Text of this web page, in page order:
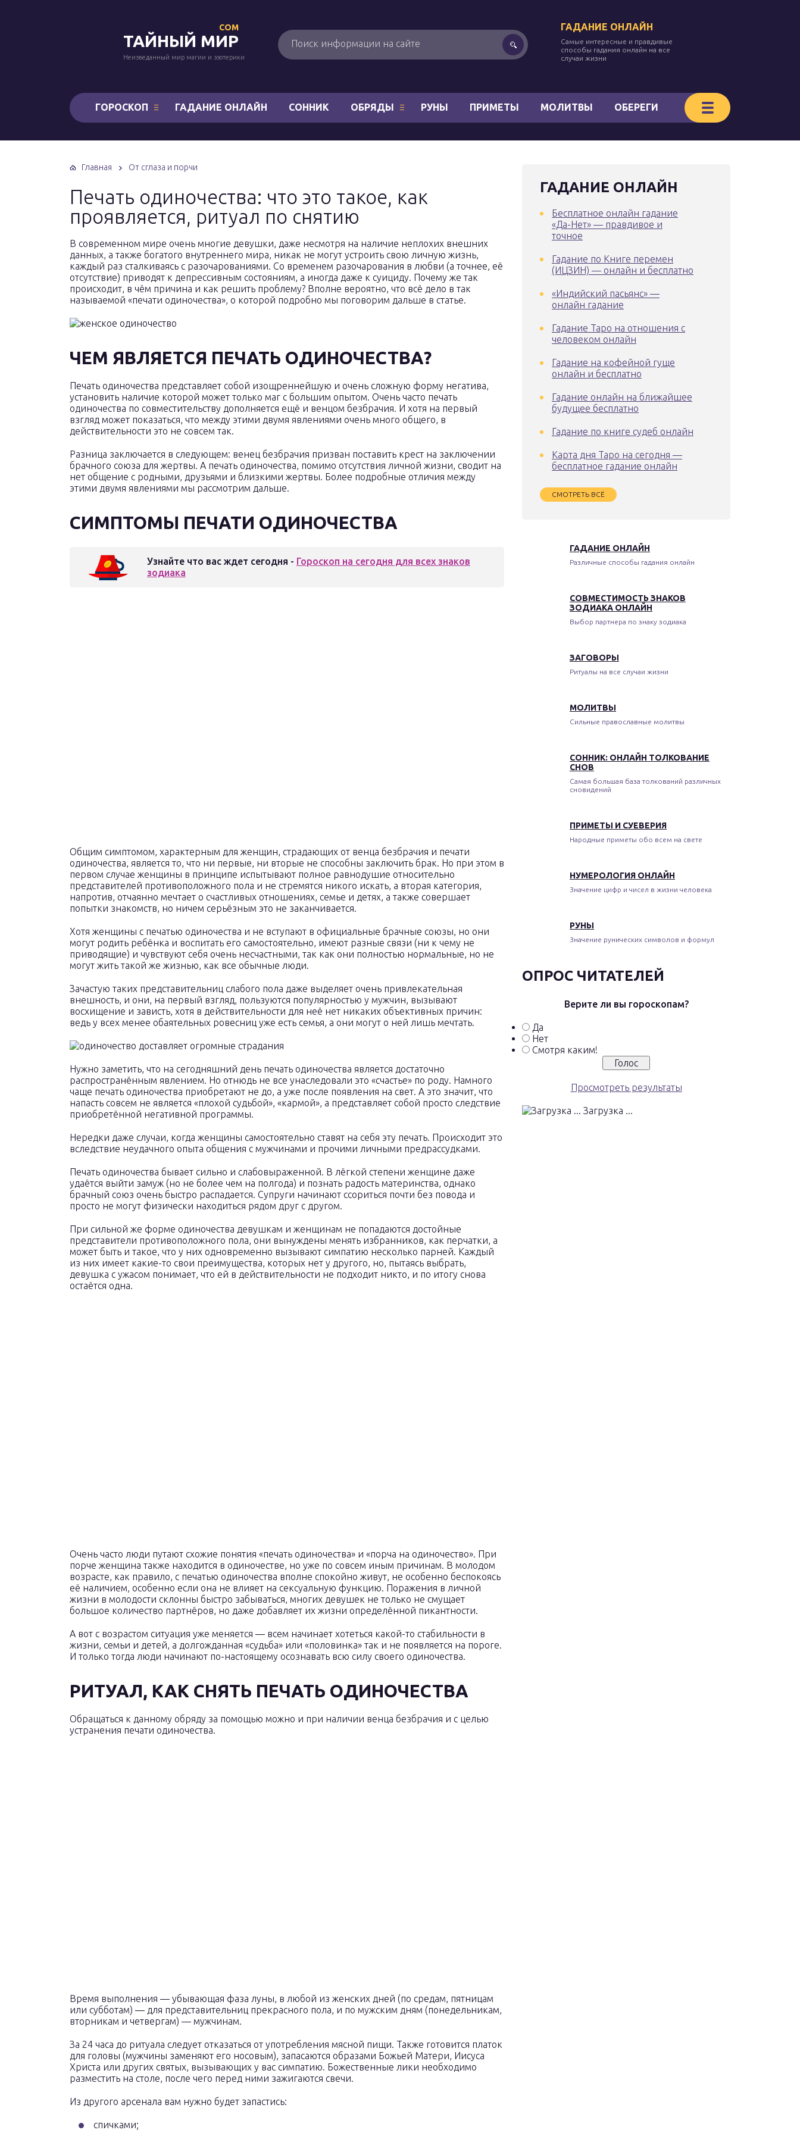
ТАЙНЫЙ МИР
COM
Неизведанный мир магии и эзотерики
ГАДАНИЕ ОНЛАЙН
Самые интересные и правдивые
способы гадания онлайн на все
случаи жизни
ГОРОСКОП ГАДАНИЕ ОНЛАЙН СОННИК ОБРЯДЫ РУНЫ ПРИМЕТЫ МОЛИТВЫ ОБЕРЕГИ
Главная От сглаза и порчи
Печать одиночества: что это такое, как
проявляется, ритуал по снятию
В современном мире очень многие девушки, даже несмотря на наличие неплохих внешних
данных, а также богатого внутреннего мира, никак не могут устроить свою личную жизнь,
каждый раз сталкиваясь с разочарованиями. Со временем разочарования в любви (а точнее, её
отсутствие) приводят к депрессивным состояниям, а иногда даже к суициду. Почему же так
происходит, в чём причина и как решить проблему? Вполне вероятно, что всё дело в так
называемой «печати одиночества», о которой подробно мы поговорим дальше в статье.
ЧЕМ ЯВЛЯЕТСЯ ПЕЧАТЬ ОДИНОЧЕСТВА?
Печать одиночества представляет собой изощреннейшую и очень сложную форму негатива,
установить наличие которой может только маг с большим опытом. Очень часто печать
одиночества по совместительству дополняется ещё и венцом безбрачия. И хотя на первый
взгляд может показаться, что между этими двумя явлениями очень много общего, в
действительности это не совсем так.
Разница заключается в следующем: венец безбрачия призван поставить крест на заключении
брачного союза для жертвы. А печать одиночества, помимо отсутствия личной жизни, сводит на
нет общение с родными, друзьями и близкими жертвы. Более подробные отличия между
этими двумя явлениями мы рассмотрим дальше.
СИМПТОМЫ ПЕЧАТИ ОДИНОЧЕСТВА
Узнайте что вас ждет сегодня - Гороскоп на сегодня для всех знаков
зодиака
Общим симптомом, характерным для женщин, страдающих от венца безбрачия и печати
одиночества, является то, что ни первые, ни вторые не способны заключить брак. Но при этом в
первом случае женщины в принципе испытывают полное равнодушие относительно
представителей противоположного пола и не стремятся никого искать, а вторая категория,
напротив, отчаянно мечтает о счастливых отношениях, семье и детях, а также совершает
попытки знакомств, но ничем серьёзным это не заканчивается.
Хотя женщины с печатью одиночества и не вступают в официальные брачные союзы, но они
могут родить ребёнка и воспитать его самостоятельно, имеют разные связи (ни к чему не
приводящие) и чувствуют себя очень несчастными, так как они полностью нормальные, но не
могут жить такой же жизнью, как все обычные люди.
Зачастую таких представительниц слабого пола даже выделяет очень привлекательная
внешность, и они, на первый взгляд, пользуются популярностью у мужчин, вызывают
восхищение и зависть, хотя в действительности для неё нет никаких объективных причин:
ведь у всех менее обаятельных ровесниц уже есть семья, а они могут о ней лишь мечтать.
Нужно заметить, что на сегодняшний день печать одиночества является достаточно
распространённым явлением. Но отнюдь не все унаследовали это «счастье» по роду. Намного
чаще печать одиночества приобретают не до, а уже после появления на свет. А это значит, что
напасть совсем не является «плохой судьбой», «кармой», а представляет собой просто следствие
приобретённой негативной программы.
Нередки даже случаи, когда женщины самостоятельно ставят на себя эту печать. Происходит это
вследствие неудачного опыта общения с мужчинами и прочими личными предрассудками.
Печать одиночества бывает сильно и слабовыраженной. В лёгкой степени женщине даже
удаётся выйти замуж (но не более чем на полгода) и познать радость материнства, однако
брачный союз очень быстро распадается. Супруги начинают ссориться почти без повода и
просто не могут физически находиться рядом друг с другом.
При сильной же форме одиночества девушкам и женщинам не попадаются достойные
представители противоположного пола, они вынуждены менять избранников, как перчатки, а
может быть и такое, что у них одновременно вызывают симпатию несколько парней. Каждый
из них имеет какие-то свои преимущества, которых нет у другого, но, пытаясь выбрать,
девушка с ужасом понимает, что ей в действительности не подходит никто, и по итогу снова
остаётся одна.
Очень часто люди путают схожие понятия «печать одиночества» и «порча на одиночество». При
порче женщина также находится в одиночестве, но уже по совсем иным причинам. В молодом
возрасте, как правило, с печатью одиночества вполне спокойно живут, не особенно беспокоясь
её наличием, особенно если она не влияет на сексуальную функцию. Поражения в личной
жизни в молодости склонны быстро забываться, многих девушек не только не смущает
большое количество партнёров, но даже добавляет их жизни определённой пикантности.
А вот с возрастом ситуация уже меняется — всем начинает хотеться какой-то стабильности в
жизни, семьи и детей, а долгожданная «судьба» или «половинка» так и не появляется на пороге.
И только тогда люди начинают по-настоящему осознавать всю силу своего одиночества.
РИТУАЛ, КАК СНЯТЬ ПЕЧАТЬ ОДИНОЧЕСТВА
Обращаться к данному обряду за помощью можно и при наличии венца безбрачия и с целью
устранения печати одиночества.
Время выполнения — убывающая фаза луны, в любой из женских дней (по средам, пятницам
или субботам) — для представительниц прекрасного пола, и по мужским дням (понедельникам,
вторникам и четвергам) — мужчинам.
За 24 часа до ритуала следует отказаться от употребления мясной пищи. Также готовится платок
для головы (мужчины заменяют его носовым), запасаются образами Божьей Матери, Иисуса
Христа или других святых, вызывающих у вас симпатию. Божественные лики необходимо
разместить на столе, после чего перед ними зажигаются свечи.
Из другого арсенала вам нужно будет запастись:
спичками;
ГАДАНИЕ ОНЛАЙН
Бесплатное онлайн гадание
«Да-Нет» — правдивое и
точное
Гадание по Книге перемен
(ИЦЗИН) — онлайн и бесплатно
«Индийский пасьянс» —
онлайн гадание
Гадание Таро на отношения с
человеком онлайн
Гадание на кофейной гуще
онлайн и бесплатно
Гадание онлайн на ближайшее
будущее бесплатно
Гадание по книге судеб онлайн
Карта дня Таро на сегодня —
бесплатное гадание онлайн
СМОТРЕТЬ ВСЁ
ГАДАНИЕ ОНЛАЙН
Различные способы гадания онлайн
СОВМЕСТИМОСТЬ ЗНАКОВ
ЗОДИАКА ОНЛАЙН
Выбор партнера по знаку зодиака
ЗАГОВОРЫ
Ритуалы на все случаи жизни
МОЛИТВЫ
Сильные православные молитвы
СОННИК: ОНЛАЙН ТОЛКОВАНИЕ
СНОВ
Самая большая база толкований различных
сновидений
ПРИМЕТЫ И СУЕВЕРИЯ
Народные приметы обо всем на свете
НУМЕРОЛОГИЯ ОНЛАЙН
Значение цифр и чисел в жизни человека
РУНЫ
Значение рунических символов и формул
ОПРОС ЧИТАТЕЛЕЙ
Верите ли вы гороскопам?
Да
Нет
Смотря каким!
Просмотреть результаты
Загрузка ...